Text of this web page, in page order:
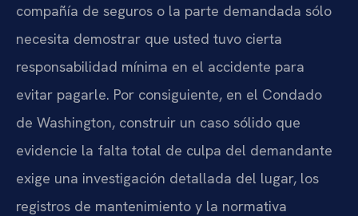
compañía de seguros o la parte demandada sólo
necesita demostrar que usted tuvo cierta
responsabilidad mínima en el accidente para
evitar pagarle. Por consiguiente, en el Condado
de Washington, construir un caso sólido que
evidencie la falta total de culpa del demandante
exige una investigación detallada del lugar, los
registros de mantenimiento y la normativa